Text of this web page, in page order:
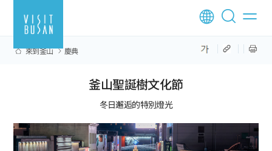
來到釜山 慶典
釜山聖誕樹文化節
冬日邂逅的特別燈光